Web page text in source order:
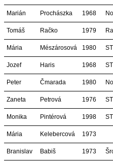
Marián Prochászka 1968
Tomáš Račko 1979
Mária Mészárosová 1980
Jozef Haris 1968
Peter Čmarada 1980
Zaneta Petrová 1976
Monika Pintérová 1998
Mária Kelebercová 1973
Branislav Babiš 1973